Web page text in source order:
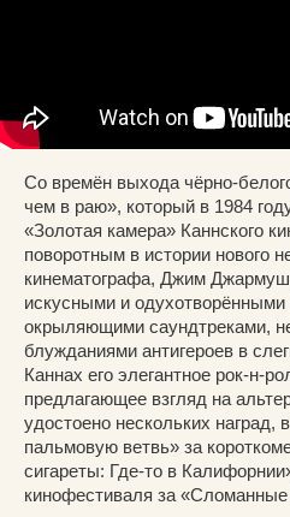
Со времён выхода чёрно-
чем в раю», который в 1984
«Золотая камера» Каннского
поворотным в истории нового
кинематографа, Джим
искусными и
окрыляющими саундтреками,
блужданиями антигероев в
Каннах его элегантное рок-н-
предлагающее взгляд на
удостоено нескольких наград,
пальмовую ветвь» за
сигареты: Где-то в
кинофестиваля за